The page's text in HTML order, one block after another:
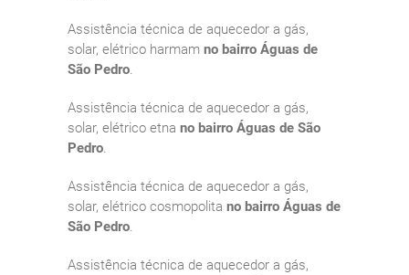
Assistência técnica de aquecedor a gás,
solar, elétrico harmam no bairro Águas de
São Pedro.
Assistência técnica de aquecedor a gás,
solar, elétrico etna no bairro Águas de São
Pedro.
Assistência técnica de aquecedor a gás,
solar, elétrico cosmopolita no bairro Águas de
São Pedro.
Assistência técnica de aquecedor a gás,